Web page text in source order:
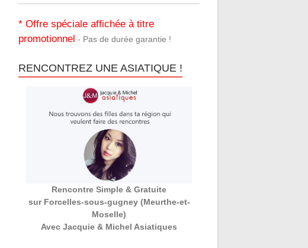
* Offre spéciale affichée à titre
promotionnel - Pas de durée garantie !
RENCONTREZ UNE ASIATIQUE !
Rencontre Simple & Gratuite
sur Forcelles-sous-gugney (Meurthe-et-
Moselle)
Avec Jacquie & Michel Asiatiques